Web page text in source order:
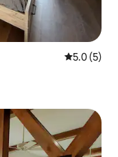
レビュー5
5.0 (5)